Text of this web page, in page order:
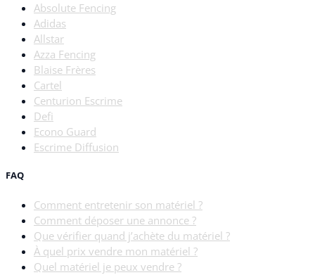
Absolute Fencing
Adidas
Allstar
Azza Fencing
Blaise Frères
Cartel
Centurion Escrime
Defi
Econo Guard
Escrime Diffusion
FAQ
Comment entretenir son matériel ?
Comment déposer une annonce ?
Que vérifier quand j’achète du matériel ?
À quel prix vendre mon matériel ?
Quel matériel je peux vendre ?